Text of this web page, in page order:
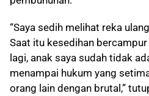
“Saya sedih melihat reka
Saat itu kesedihan
lagi, anak saya sudah tidak
menampai hukum yang
orang lain dengan brutal,”